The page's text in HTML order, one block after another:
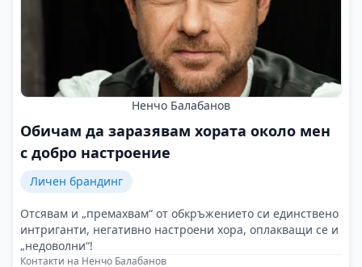
Ненчо Балабанов
Обичам да заразявам хората около мен
с добро настроение
Личен брандинг
Отсявам и „премахвам“ от обкръжението си единствено
интриганти, негативно настроени хора, оплакващи се и
„недоволни“!
Контакти на Ненчо Балабанов